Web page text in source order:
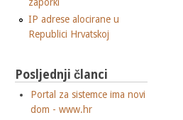
IP adrese alocirane u
Republici Hrvatskoj
Posljednji članci
Portal za sistemce ima novi
dom - www.hr